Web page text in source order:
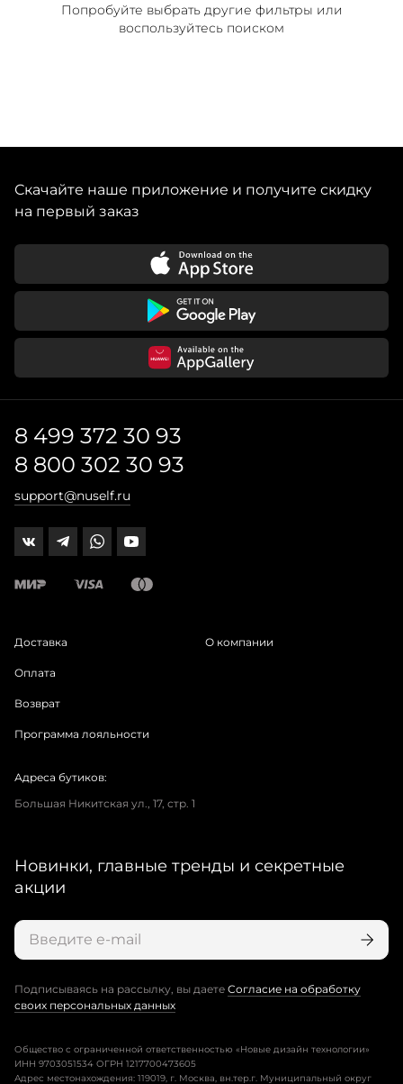
Попробуйте выбрать другие фильтры или
воспользуйтесь поиском
Скачайте наше приложение и получите скидку
на первый заказ
8 499 372 30 93
8 800 302 30 93
support@nuself.ru
Доставка
Оплата
Возврат
Программа лояльности
О компании
Адреса бутиков:
Большая Никитская ул., 17, стр. 1
Новинки, главные тренды и секретные
акции
Подписываясь на рассылку, вы даете Согласие на обработку
своих персональных данных
Общество с ограниченной ответственностью «Новые дизайн технологии»
ИНН 9703051534 ОГРН 1217700473605
Адрес местонахождения: 119019, г. Москва, вн.тер.г. Муниципальный округ